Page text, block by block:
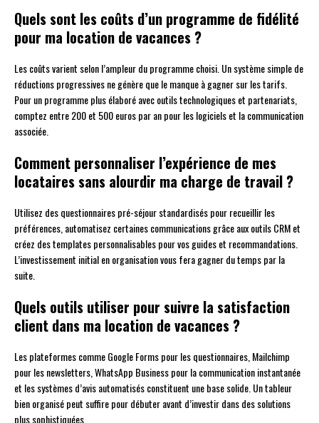
Quels sont les coûts d’un programme de fidélité
pour ma location de vacances ?
Les coûts varient selon l’ampleur du programme choisi. Un système simple de
réductions progressives ne génère que le manque à gagner sur les tarifs.
Pour un programme plus élaboré avec outils technologiques et partenariats,
comptez entre 200 et 500 euros par an pour les logiciels et la communication
associée.
Comment personnaliser l’expérience de mes
locataires sans alourdir ma charge de travail ?
Utilisez des questionnaires pré-séjour standardisés pour recueillir les
préférences, automatisez certaines communications grâce aux outils CRM et
créez des templates personnalisables pour vos guides et recommandations.
L’investissement initial en organisation vous fera gagner du temps par la
suite.
Quels outils utiliser pour suivre la satisfaction
client dans ma location de vacances ?
Les plateformes comme Google Forms pour les questionnaires, Mailchimp
pour les newsletters, WhatsApp Business pour la communication instantanée
et les systèmes d’avis automatisés constituent une base solide. Un tableur
bien organisé peut suffire pour débuter avant d’investir dans des solutions
plus sophistiquées.